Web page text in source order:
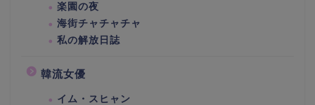
楽園の夜
海街チャチャチャ
私の解放日誌
韓流女優
イム・スヒャン